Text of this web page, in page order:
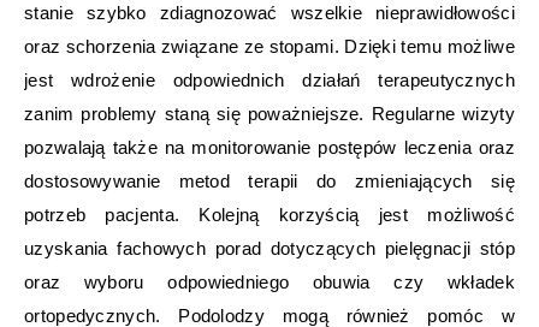
stanie szybko zdiagnozować wszelkie nieprawidłowości
oraz schorzenia związane ze stopami. Dzięki temu możliwe
jest wdrożenie odpowiednich działań terapeutycznych
zanim problemy staną się poważniejsze. Regularne wizyty
pozwalają także na monitorowanie postępów leczenia oraz
dostosowywanie metod terapii do zmieniających się
potrzeb pacjenta. Kolejną korzyścią jest możliwość
uzyskania fachowych porad dotyczących pielęgnacji stóp
oraz wyboru odpowiedniego obuwia czy wkładek
ortopedycznych. Podolodzy mogą również pomóc w